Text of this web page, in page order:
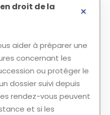
droit de la
aider à préparer une
concernant les
ou protéger le
dossier suivi depuis
rendez-vous peuvent
et si les